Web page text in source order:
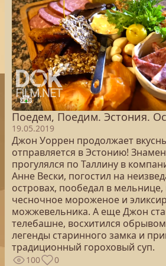
Поедем, Поедим. Эстония.
19.05.2019
Джон Уоррен продолжает
отправляется в Эстонию!
прогулялся по Таллину в
Анне Вески, погостил на
островах, пообедал в
чесночное мороженое и
можжевельника. А еще Джон
телебашне, восхитился
легенды старинного замка и
традиционный гороховый суп.
100 0